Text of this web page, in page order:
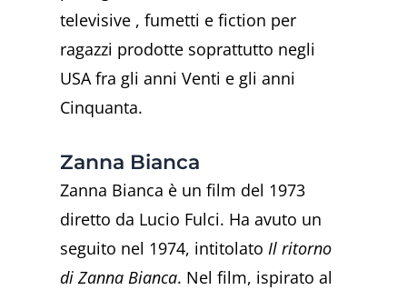
televisive , fumetti e fiction per
ragazzi prodotte soprattutto negli
USA fra gli anni Venti e gli anni
Cinquanta.
Zanna Bianca
Zanna Bianca è un film del 1973
diretto da Lucio Fulci. Ha avuto un
seguito nel 1974, intitolatoIl ritorno
di Zanna Bianca. Nel film, ispirato al